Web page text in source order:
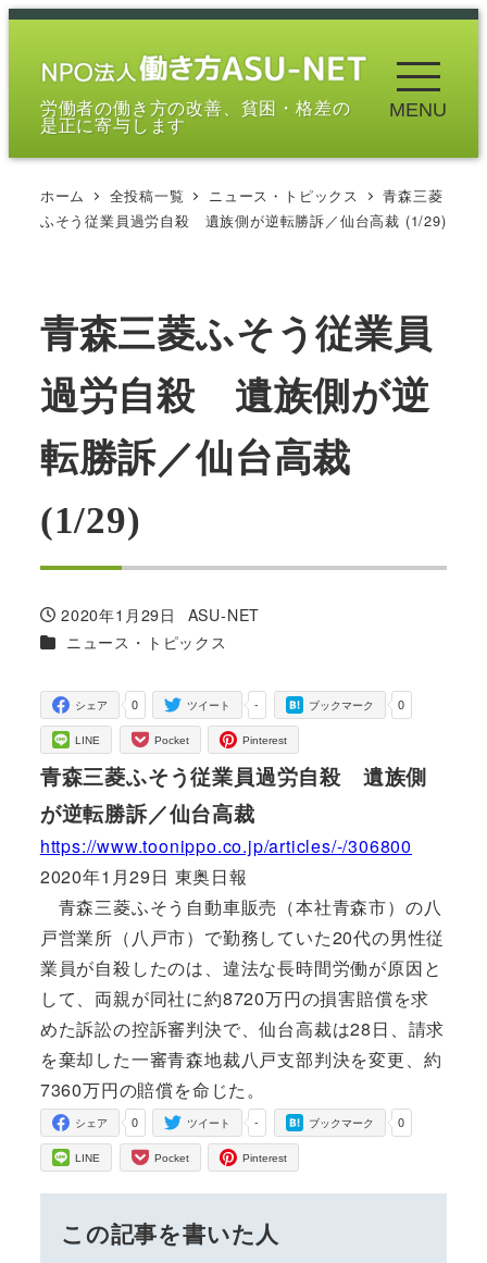
メ
労働者の働き方の改善、貧困・格差の
是正に寄与します
MENU
ホーム 全投稿一覧 ニュース・トピックス
青森三菱
ふそう従業員過労自殺 遺族側が逆転勝訴／仙台高裁 (1/29)
青森三菱ふそう従業員
過労自殺 遺族側が逆
転勝訴／仙台高裁
(1/29)
投稿日
2020年1月29日
著
者
ASU-NET
カテゴリー
ニュース・トピックス
0
シェア -
ツイート 0
ブックマーク
LINE Pocket Pinterest
青森三菱ふそう従業員過労自殺 遺族側
が逆転勝訴／仙台高裁
https://www.toonippo.co.jp/articles/-/306800
2020年1月29日 東奥日報
青森三菱ふそう自動車販売（本社青森市）の八
戸営業所（八戸市）で勤務していた20代の男性従
業員が自殺したのは、違法な長時間労働が原因と
して、両親が同社に約8720万円の損害賠償を求
めた訴訟の控訴審判決で、仙台高裁は28日、請求
を棄却した一審青森地裁八戸支部判決を変更、約
7360万円の賠償を命じた。
0
シェア -
ツイート 0
ブックマーク
LINE Pocket Pinterest
この記事を書いた人